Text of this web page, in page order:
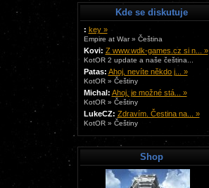
Kde se diskutuje
: key »
Empire at War » Čeština
Kovi: Z www.wdk-games.cz si n... »
KotOR 2 update a naše čeština...
Patas: Ahoj, nevíte někdo j... »
KotOR » Češtiny
Michal: Ahoj, je možné stá... »
KotOR » Češtiny
LukeCZ: Zdravím. Čestina na... »
KotOR » Češtiny
Shop